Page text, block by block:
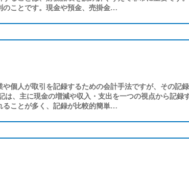
のことです。現金や預金、売掛金…
個人が取引を記録するための会計手法ですが、その記
は、主に現金の増減や収入・支出を一つの視点から記録
ることが多く、記録が比較的簡単…